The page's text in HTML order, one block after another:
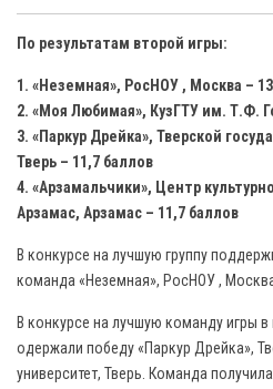
По результатам второй игры:
1. «Неземная», РосНОУ , Москва –
2. «Моя Любимая», КузГТУ им. Т.Ф.
3. «Паркур Дрейка», Тверской
Тверь – 11,7 баллов
4. «Арзамальчики», Центр
Арзамас, Арзамас – 11,7 баллов
В конкурсе на лучшую группу
команда «Неземная», РосНОУ ,
В конкурсе на лучшую команду игры
одержали победу «Паркур Дрейка»,
университет, Тверь. Команда